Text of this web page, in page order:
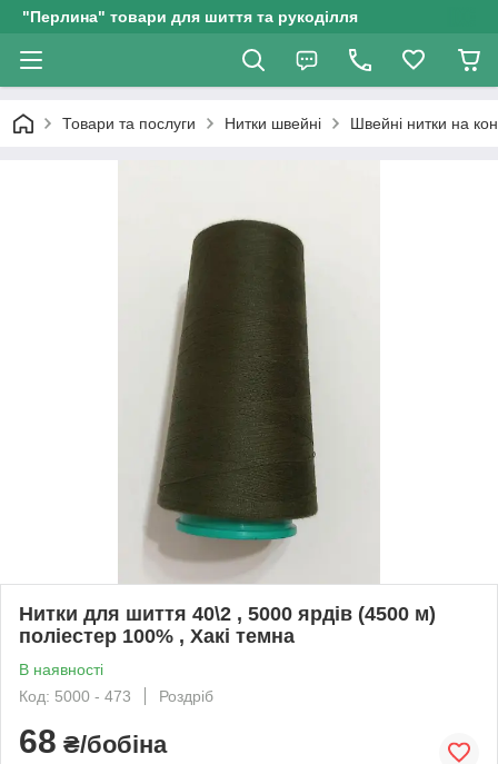
"Перлина" товари для шиття та рукоділля
Товари та послуги Нитки швейні Швейні нитки на
Нитки для шиття 40\2 , 5000 ярдів (4500 м)
поліестер 100% , Хакі темна
В наявності
Код: 5000 - 473
Роздріб
68 ₴/бобіна